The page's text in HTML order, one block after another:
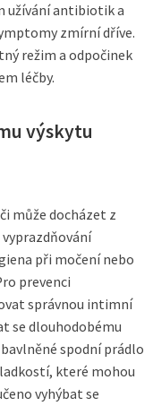
užívání antibiotik a
zmírní dříve.
režim a odpočinek
léčby.
výskytu
může docházet z
při močení nebo
prevenci
správnou intimní
se dlouhodobému
spodní prádlo
které mohou
vyhýbat se